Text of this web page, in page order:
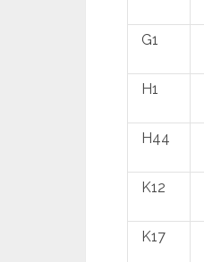
G1
H1
H44
K12
K17